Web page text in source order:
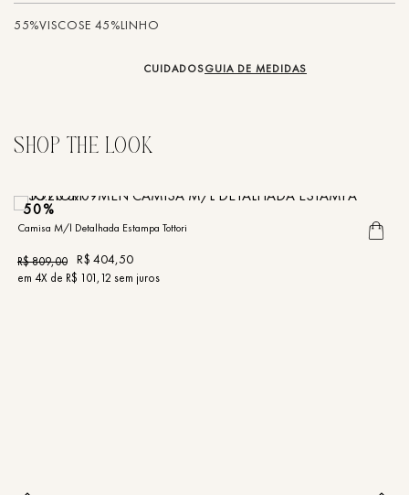
55%VISCOSE 45%LINHO
CUIDADOSGUIA DE MEDIDAS
50%
Camisa M/l Detalhada Estampa Tottori
R$809,00 R$ 404,50
em 4X de R$ 101,12 sem juros